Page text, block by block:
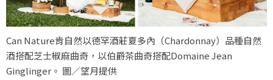
Can Nature肯自然以德罕酒莊夏多內（Chardonnay）品種自然
酒搭配芝士椒麻曲奇，以伯爵茶曲奇搭配Domaine Jean
Ginglinger。 圖／望月提供